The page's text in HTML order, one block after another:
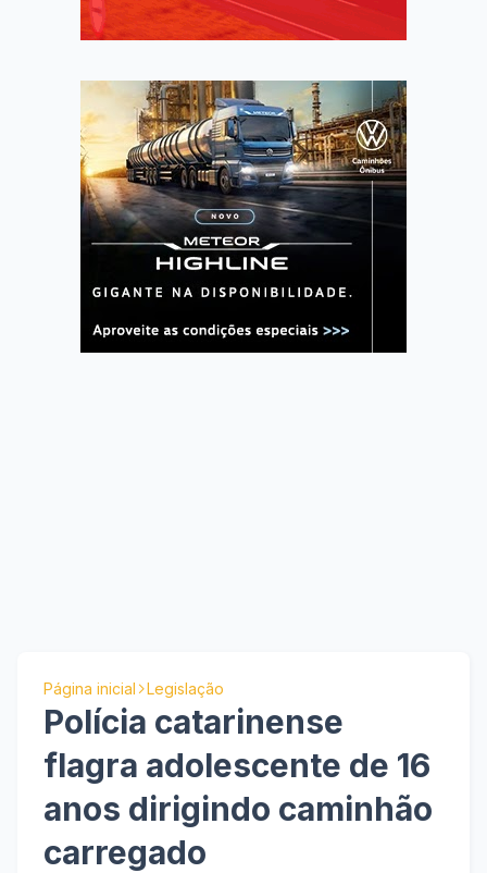
Página inicial Legislação
Polícia catarinense
flagra adolescente de 16
anos dirigindo caminhão
carregado